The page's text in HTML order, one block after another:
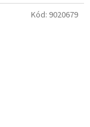
Kód: 9020679